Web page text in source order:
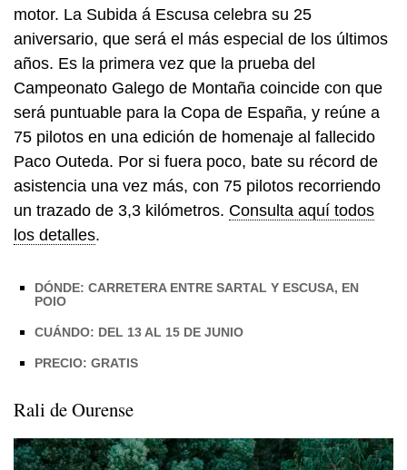
motor. La Subida á Escusa celebra su 25
aniversario, que será el más especial de los últimos
años. Es la primera vez que la prueba del
Campeonato Galego de Montaña coincide con que
será puntuable para la Copa de España, y reúne a
75 pilotos en una edición de homenaje al fallecido
Paco Outeda. Por si fuera poco, bate su récord de
asistencia una vez más, con 75 pilotos recorriendo
un trazado de 3,3 kilómetros. Consulta aquí todos
los detalles.
DÓNDE: CARRETERA ENTRE SARTAL Y ESCUSA, EN
POIO
CUÁNDO: DEL 13 AL 15 DE JUNIO
PRECIO: GRATIS
Rali de Ourense